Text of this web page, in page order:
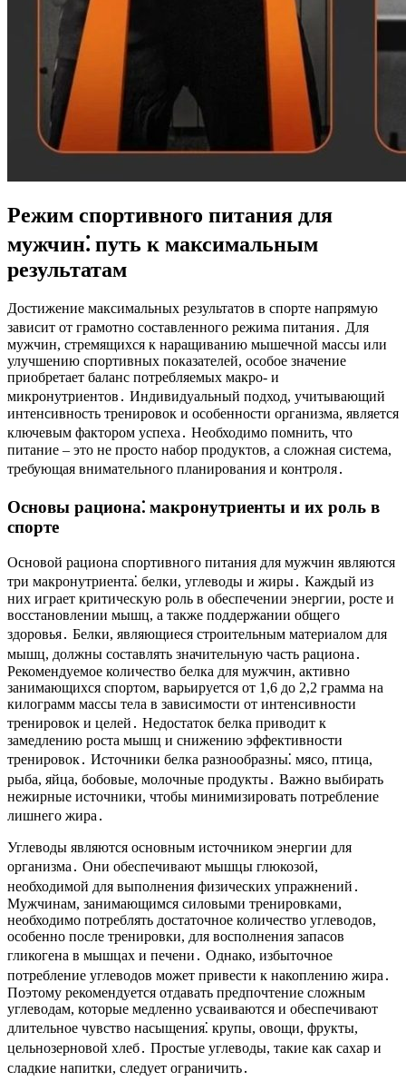
Режим спортивного питания для
мужчин⁚ путь к максимальным
результатам
Достижение максимальных результатов в спорте напрямую
зависит от грамотно составленного режима питания․ Для
мужчин, стремящихся к наращиванию мышечной массы или
улучшению спортивных показателей, особое значение
приобретает баланс потребляемых макро- и
микронутриентов․ Индивидуальный подход, учитывающий
интенсивность тренировок и особенности организма, является
ключевым фактором успеха․ Необходимо помнить, что
питание – это не просто набор продуктов, а сложная система,
требующая внимательного планирования и контроля․
Основы рациона⁚ макронутриенты и их роль в
спорте
Основой рациона спортивного питания для мужчин являются
три макронутриента⁚ белки, углеводы и жиры․ Каждый из
них играет критическую роль в обеспечении энергии, росте и
восстановлении мышц, а также поддержании общего
здоровья․ Белки, являющиеся строительным материалом для
мышц, должны составлять значительную часть рациона․
Рекомендуемое количество белка для мужчин, активно
занимающихся спортом, варьируется от 1,6 до 2,2 грамма на
килограмм массы тела в зависимости от интенсивности
тренировок и целей․ Недостаток белка приводит к
замедлению роста мышц и снижению эффективности
тренировок․ Источники белка разнообразны⁚ мясо, птица,
рыба, яйца, бобовые, молочные продукты․ Важно выбирать
нежирные источники, чтобы минимизировать потребление
лишнего жира․
Углеводы являются основным источником энергии для
организма․ Они обеспечивают мышцы глюкозой,
необходимой для выполнения физических упражнений․
Мужчинам, занимающимся силовыми тренировками,
необходимо потреблять достаточное количество углеводов,
особенно после тренировки, для восполнения запасов
гликогена в мышцах и печени․ Однако, избыточное
потребление углеводов может привести к накоплению жира․
Поэтому рекомендуется отдавать предпочтение сложным
углеводам, которые медленно усваиваются и обеспечивают
длительное чувство насыщения⁚ крупы, овощи, фрукты,
цельнозерновой хлеб․ Простые углеводы, такие как сахар и
сладкие напитки, следует ограничить․